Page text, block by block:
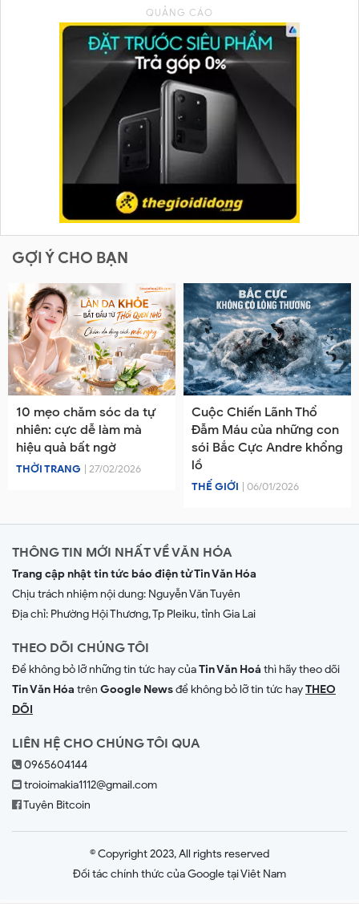
GỢI Ý CHO BẠN
10 mẹo chăm sóc da tự
nhiên: cực dễ làm mà
hiệu quả bất ngờ
THỜI TRANG | 27/02/2026
Cuộc Chiến Lãnh Thổ
Đẫm Máu của những con
sói Bắc Cực Andre khổng
lồ
THẾ GIỚI | 06/01/2026
THÔNG TIN MỚI NHẤT VỀ VĂN HÓA
Trang cập nhật tin tức báo điện tử Tin Văn Hóa
Chịu trách nhiệm nội dung: Nguyễn Văn Tuyên
Địa chỉ: Phường Hội Thương, Tp Pleiku, tỉnh Gia Lai
THEO DÕI CHÚNG TÔI
Để không bỏ lỡ những tin tức hay củaTin Văn Hoá thì hãy theo dõi
Tin Văn Hóa trên Google Newsđể không bỏ lỡ tin tức hayTHEO
DÕI
LIÊN HỆ CHO CHÚNG TÔI QUA
0965604144
troioimakia1112@gmail.com
Tuyên Bitcoin
© Copyright 2023, All rights reserved
Đối tác chính thức của Google tại Viêt Nam